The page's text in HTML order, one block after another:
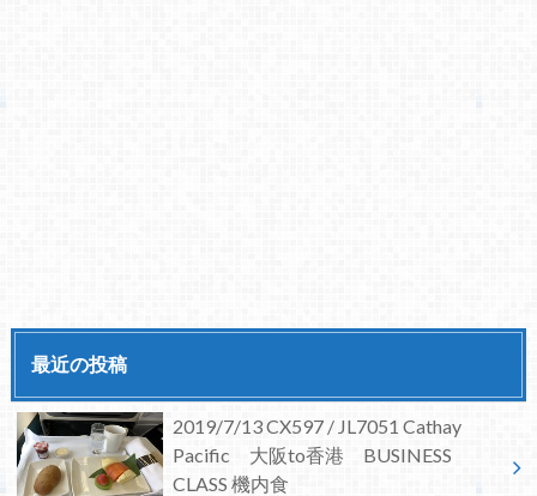
最近の投稿
2019/7/13 CX597 / JL7051 Cathay
Pacific 大阪to香港 BUSINESS
CLASS 機内食